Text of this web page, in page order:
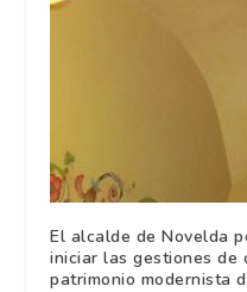
El alcalde de Novelda
iniciar las gestiones de
patrimonio modernista